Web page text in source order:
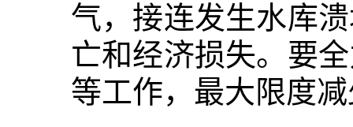
气，接连发生水库
亡和经济损失。要
等工作，最大限度